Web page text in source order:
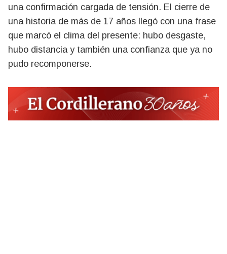
una confirmación cargada de tensión. El cierre de
una historia de más de 17 años llegó con una frase
que marcó el clima del presente: hubo desgaste,
hubo distancia y también una confianza que ya no
pudo recomponerse.